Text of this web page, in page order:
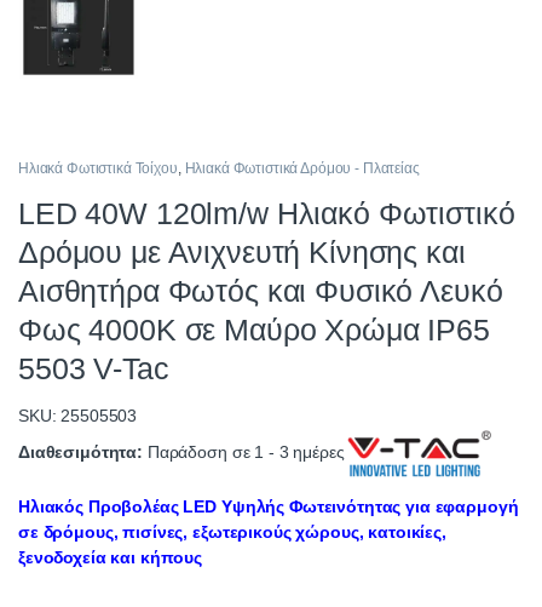
Ηλιακά Φωτιστικά Τοίχου Ηλιακά Φωτιστικά Δρόμου - Πλατείας
LED 40W 120lm/w Ηλιακό Φωτιστικό
Δρόμου με Ανιχνευτή Κίνησης και
Αισθητήρα Φωτός και Φυσικό Λευκό
Φως 4000K σε Μαύρο Χρώμα IP65
5503 V-Tac
SKU: 25505503
Διαθεσιμότητα: Παράδοση σε 1 - 3 ημέρες
Ηλιακός Προβολέας LED Υψηλής Φωτεινότητας για εφαρμογή
σε δρόμους, πισίνες, εξωτερικούς χώρους, κατοικίες,
ξενοδοχεία και κήπους